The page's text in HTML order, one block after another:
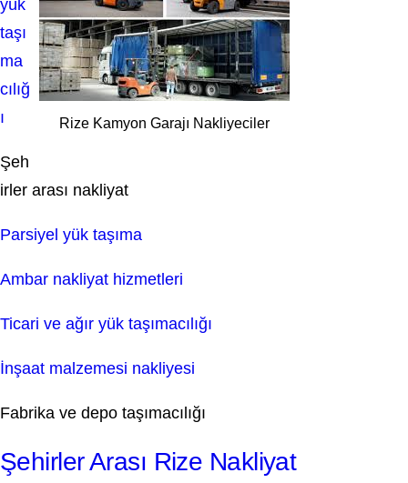
Rize Kamyon Garajı Nakliyeciler
yük
taşı
ma
cılığ
ı
Şeh
irler arası nakliyat
Parsiyel yük taşıma
Ambar nakliyat hizmetleri
Ticari ve ağır yük taşımacılığı
İnşaat malzemesi nakliyesi
Fabrika ve depo taşımacılığı
Şehirler Arası Rize Nakliyat